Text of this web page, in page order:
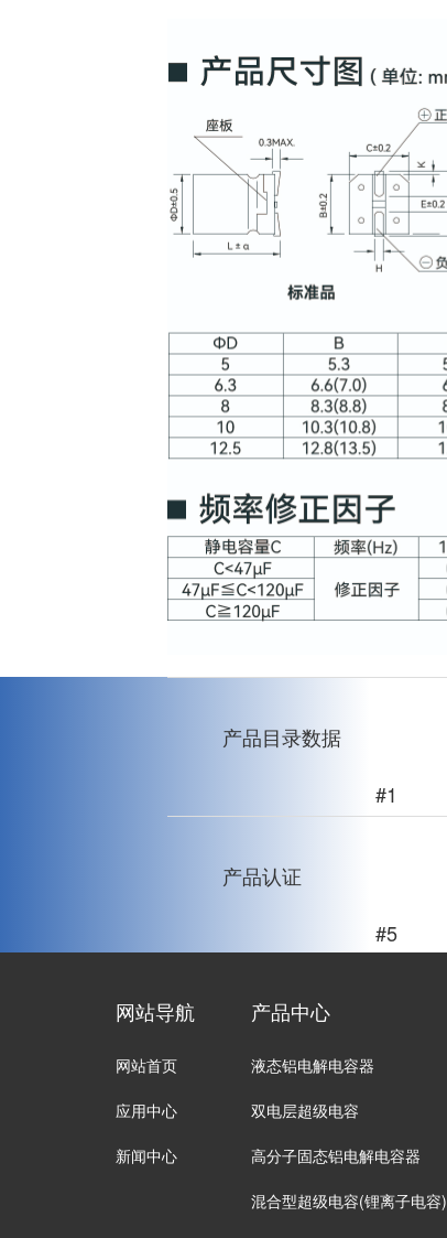
产品目录数据
#1
产品认证
#5
网站导航
网站首页
应用中心
新闻中心
产品中心
液态铝电解电容器
双电层超级电容
高分子固态铝电解电容器
混合型超级电容(锂离子电容)